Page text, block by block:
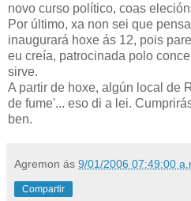
novo curso político, coas
Por último, xa non sei que
inaugurará hoxe ás 12, pois
eu creía, patrocinada polo
sirve.
A partir de hoxe, algún local de
de fume'... eso di a lei.
ben.
Agremon ás 9/01/2006 07:49:00
Compartir